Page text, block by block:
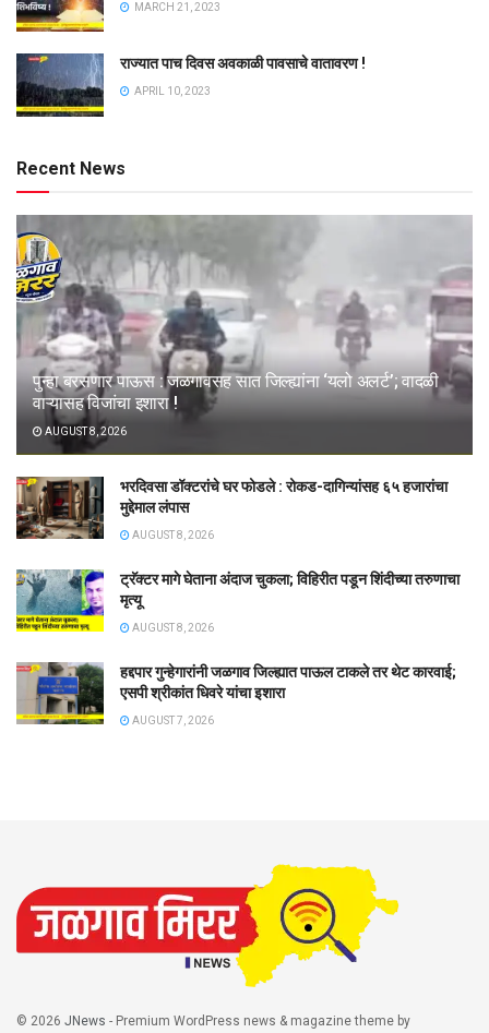
MARCH 21, 2023
राज्यात पाच दिवस अवकाळी पावसाचे वातावरण !
APRIL 10, 2023
Recent News
पुन्हा बरसणार पाऊस : जळगावसह सात जिल्ह्यांना ‘यलो अलर्ट’; वादळी
वाऱ्यासह विजांचा इशारा !
AUGUST 8, 2026
भरदिवसा डॉक्टरांचे घर फोडले : रोकड-दागिन्यांसह ६५ हजारांचा
मुद्देमाल लंपास
AUGUST 8, 2026
ट्रॅक्टर मागे घेताना अंदाज चुकला; विहिरीत पडून शिंदीच्या तरुणाचा
मृत्यू
AUGUST 8, 2026
हद्दपार गुन्हेगारांनी जळगाव जिल्ह्यात पाऊल टाकले तर थेट कारवाई;
एसपी श्रीकांत धिवरे यांचा इशारा
AUGUST 7, 2026
© 2026 JNews - Premium WordPress news & magazine theme by